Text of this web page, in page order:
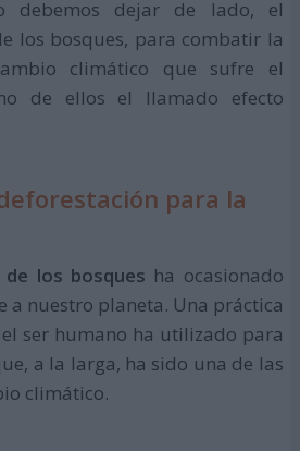
debemos dejar de lado, el
los bosques, para combatir la
climático que sufre el
de ellos el llamado efecto
para la
los bosques ha ocasionado
a nuestro planeta. Una práctica
ser humano ha utilizado para
a la larga, ha sido una de las
climático.